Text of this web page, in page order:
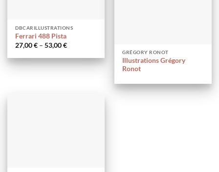
DBCARILLUSTRATIONS
Ferrari 488 Pista
27,00€ –53,00€
GRÉGORY RONOT
Illustrations Grégory
Ronot